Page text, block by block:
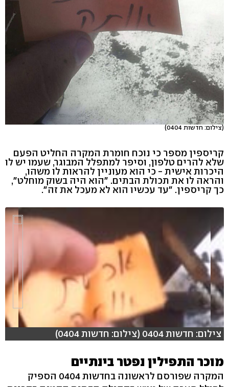
(צילום: חדשות 0404)
קריספין מספר כי נוכח חומרת המקרה החליט הפעם
שלא להרים טלפון, וסיפר למתפלל המבוגר, שעמו יש לו
היכרות אישית - כי הוא מעוניין להראות לו משהו,
והראה לו את תכולת הבתים. "הוא היה בשוק מוחלט",
כך קריספין. "עד עכשיו הוא לא מעכל את זה".
hlsjs-lite: Network error
צילום: חדשות 0404 (צילום: חדשות 0404)
מוכר התפילין נפטר בינתיים
המקרה שפורסם לראשונה בחדשות 0404 הספיק